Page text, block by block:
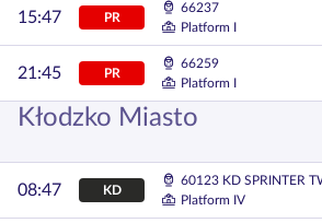
15:47 PR
66237
Platform I
21:45 PR
66259
Platform I
Kłodzko Miasto
08:47 KD
60123 KD SPRINTER
Platform IV